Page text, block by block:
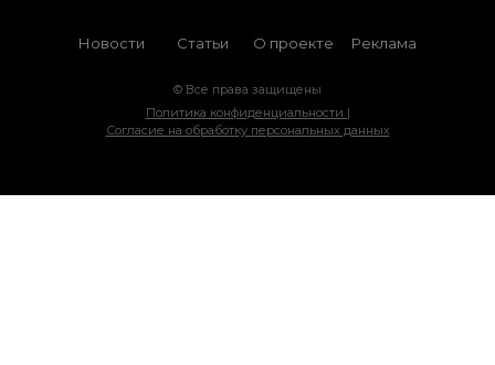
© Все права защищены
Согласие на обработку персональных данных
Политика конфиденциальности |
Новости О проекте
Статьи Реклама